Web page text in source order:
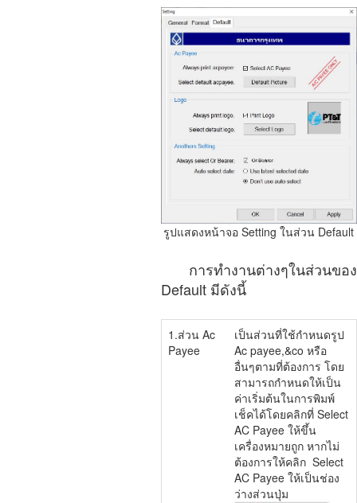
รูปแสดงหน้าจอ Setting ในส่วน Default
การทำงานต่างๆในส่วนของ
Default มีดังนี้
1.ส่วน Ac
Payee
เป็นส่วนที่ใช้กำหนดรูป
Ac payee,&co หรือ
อื่นๆตามที่ต้องการ โดย
สามารถกำหนดให้เป็น
ค่าเริ่มต้นในการพิมพ์
เช็คได้โดยคลิกที่ Select
AC Payee ให้ขึ้น
เครื่องหมายถูก หากไม่
ต้องการให้คลิก Select
AC Payee ให้เป็นช่อง
ว่างส่วนปุ่ม